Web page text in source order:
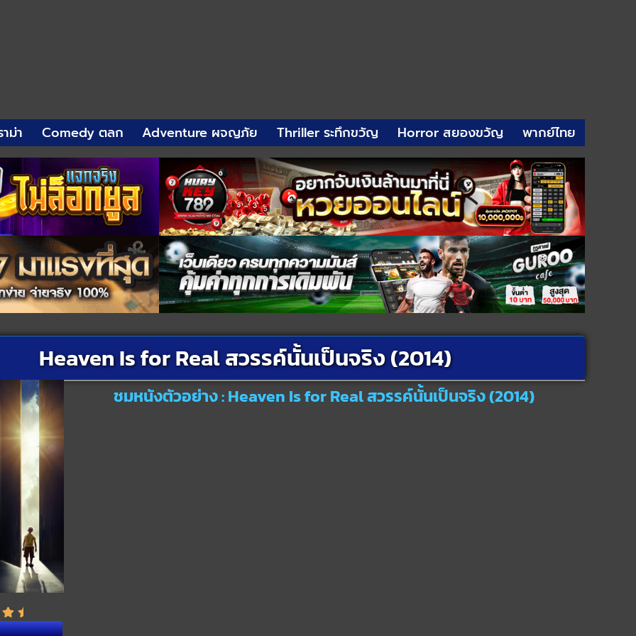
ม่า Comedy ตลก Adventure ผจญภัย Thriller ระทึกขวัญ Horror สยองขวัญ พากย์ไทย
Heaven Is for Real สวรรค์นั้นเป็นจริง (2014)
ชมหนังตัวอย่าง : Heaven Is for Real สวรรค์นั้นเป็นจริง (2014)